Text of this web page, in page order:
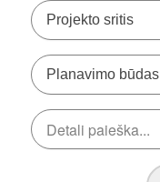
Projekto sritis
Planavimo būdas